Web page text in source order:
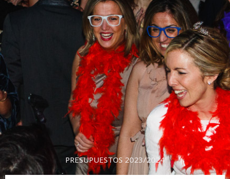
PRESUPUESTOS 2023/2024